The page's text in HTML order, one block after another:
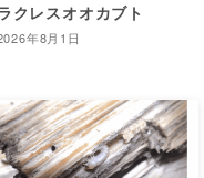
クレスオオカブト
年8月1日